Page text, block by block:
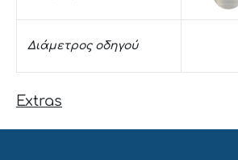
Διάμετρος οδηγού
Extras